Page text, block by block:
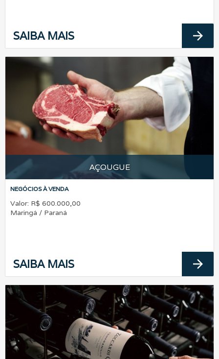
SAIBA MAIS arrow_forward
AÇOUGUE
NEGÓCIOS À VENDA
Valor: R$ 600.000,00
Maringá / Paraná
SAIBA MAIS arrow_forward